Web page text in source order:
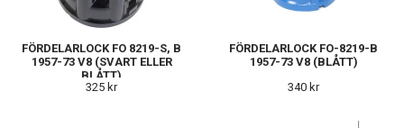
FÖRDELARLOCK FO 8219-S, B
1957-73 V8 (SVART ELLER
BLÅTT)
325 kr
FÖRDELARLOCK FO-8219-B
1957-73 V8 (BLÅTT)
340 kr